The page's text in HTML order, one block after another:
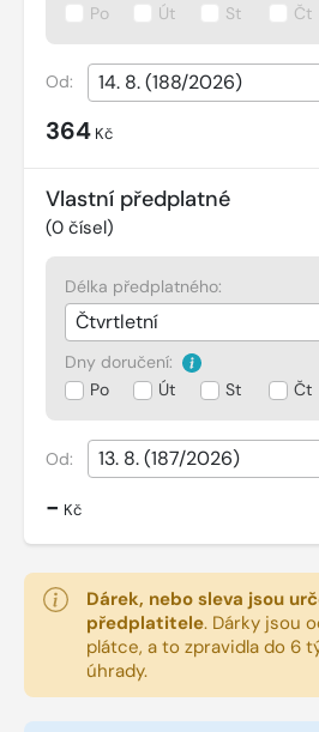
Po
Út St Čt
Od:
364 Kč
Vlastní předplatné
(0 čísel)
Délka předplatného:
Dny doručení:
Po
Út St Čt
Od:
- Kč
Dárek, nebo sleva jsou
předplatitele. Dárky jsou
plátce, a to zpravidla do 6
úhrady.